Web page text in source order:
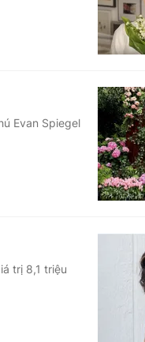
Evan Spiegel
trị 8,1 triệu